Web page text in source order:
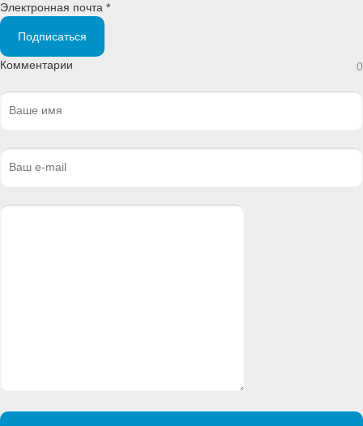
Электронная почта *
Подписаться
Комментарии 0